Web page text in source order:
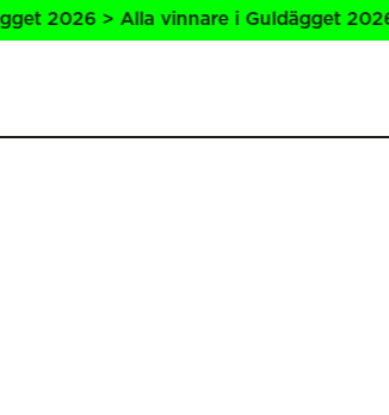
> Alla vinnare i Guldägget